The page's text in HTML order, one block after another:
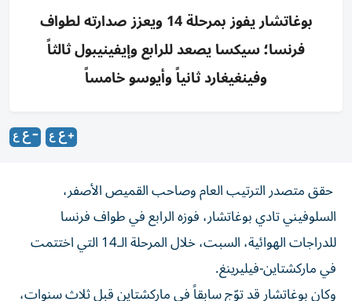
بوغاتشار يفوز بمرحلة 14 ويعزز صدارته لطواف
فرنسا؛ سيكسا يصعد للرابع وإيفينيبول ثالثاً
وفينغيغارد ثانياً وأيوسو خامساً
حقق متصدر الترتيب العام وصاحب القميص الأصفر،
السلوفيني تادي بوغاتشار، فوزه الرابع في طواف فرنسا
للدراجات الهوائية، السبت، خلال المرحلة الـ14 التي اختتمت
في ماركشتاين-فيليرينغ.
وكان بوغاتشار قد توّج سابقاً في ماركشتاين قبل ثلاث سنوات،